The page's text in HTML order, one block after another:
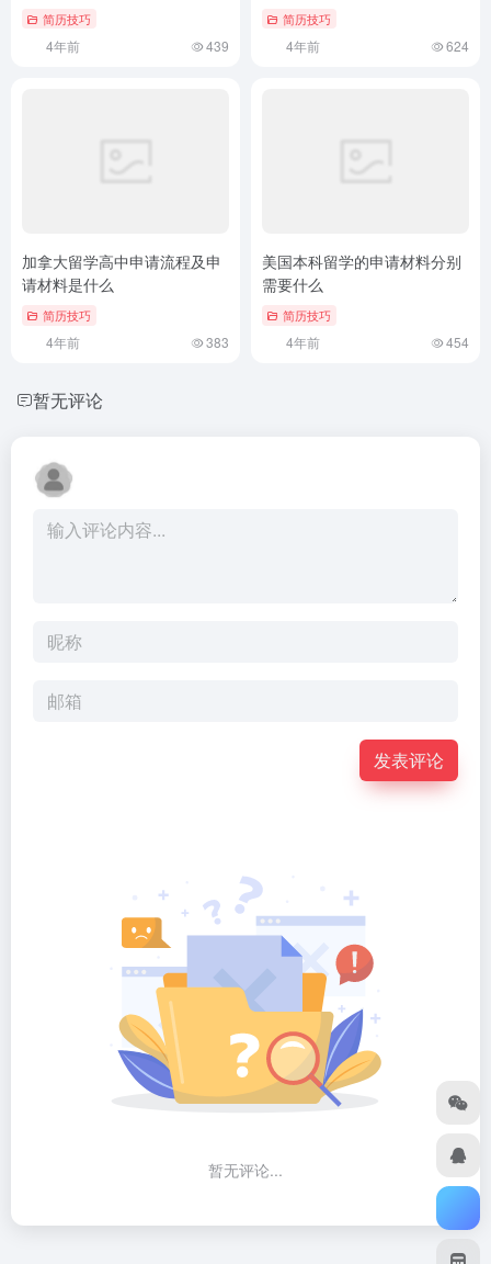
简历技巧
4年前 439
简历技巧
4年前 624
加拿大留学高中申请流程及申
请材料是什么
简历技巧
4年前 383
美国本科留学的申请材料分别
需要什么
简历技巧
4年前 454
暂无评论
发表评论
暂无评论...